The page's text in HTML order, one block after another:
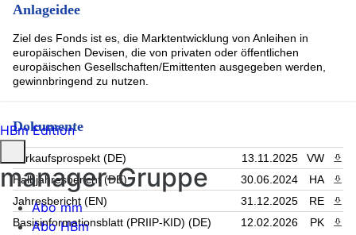
Anlageidee
Ziel des Fonds ist es, die Marktentwicklung von Anleihen in
europäischen Devisen, die von privaten oder öffentlichen
europäischen Gesellschaften/Emittenten ausgegeben werden,
gewinnbringend zu nutzen.
Dokumente
Verkaufsprospekt (DE) 13.11.2025 VW
Halbjahresbericht (DE)
30.06.2024 HA
Jahresbericht (EN)
31.12.2025 RE
Basisinformationsblatt (PRIIP-KID) (DE)
12.02.2026 PK
HBm Edition
manager-Gruppe
Abo mm
Abo HBm